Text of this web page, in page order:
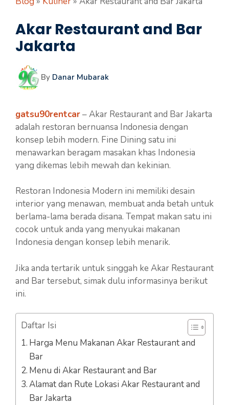
Akar Restaurant and Bar
Jakarta
By Danar Mubarak
gatsu90rentcar– Akar Restaurant and Bar Jakarta
adalah restoran bernuansa Indonesia dengan
konsep lebih modern. Fine Dining satu ini
menawarkan beragam masakan khas Indonesia
yang dikemas lebih mewah dan kekinian.
Restoran Indonesia Modern ini memiliki desain
interior yang menawan, membuat anda betah untuk
berlama-lama berada disana. Tempat makan satu ini
cocok untuk anda yang menyukai makanan
Indonesia dengan konsep lebih menarik.
Jika anda tertarik untuk singgah ke Akar Restaurant
and Bar tersebut, simak dulu informasinya berikut
ini.
Daftar Isi
Harga Menu Makanan Akar Restaurant and
Bar
Menu di Akar Restaurant and Bar
Alamat dan Rute Lokasi Akar Restaurant and
Bar Jakarta